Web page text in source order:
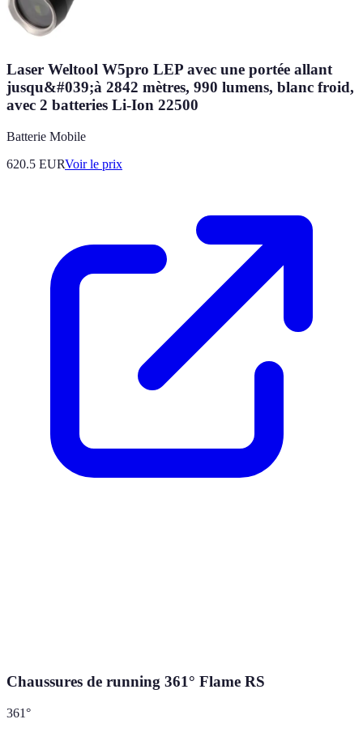
Laser Weltool W5pro LEP avec une portée allant
jusqu&#039;à 2842 mètres, 990 lumens, blanc froid,
avec 2 batteries Li-Ion 22500
Batterie Mobile
620.5 EURVoir le prix
Chaussures de running 361° Flame RS
361°